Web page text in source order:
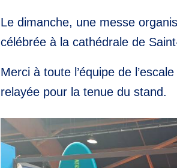
Le dimanche, une messe
célébrée à la cathédrale de
Merci à toute l’équipe de
relayée pour la tenue du stand.